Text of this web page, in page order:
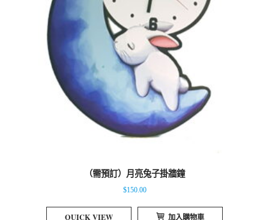
（需預訂）月亮兔子掛牆鐘
$150.00
QUICK VIEW 加入購物車